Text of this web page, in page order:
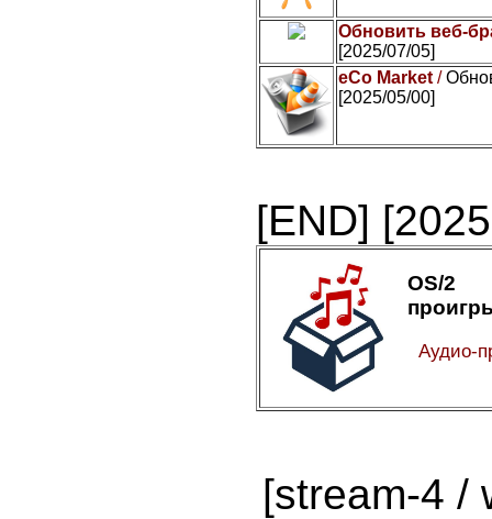
Обновить веб-
[2025/07/05]
eCo Market /
[2025/05/00]
[END]
OS/2
Аудио-
[stream-4 /